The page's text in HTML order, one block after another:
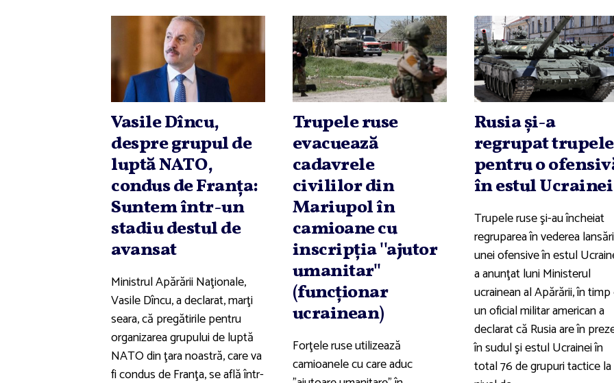
Vasile Dîncu,
despre grupul de
luptă NATO,
condus de Franţa:
Suntem într-un
stadiu destul de
avansat
Ministrul Apărării Naţionale,
Vasile Dîncu, a declarat, marţi
seara, că pregătirile pentru
organizarea grupului de luptă
NATO din ţara noastră, care va
fi condus de Franţa, se află într-
Trupele ruse
evacuează
cadavrele
civililor din
Mariupol în
camioane cu
inscripţia ''ajutor
umanitar''
(funcţionar
ucrainean)
Forţele ruse utilizează
camioanele cu care aduc
Rusia şi-a
regrupat trupele
pentru o
în estul Ucrainei
Trupele ruse şi-au încheiat
regruparea în vederea
unei ofensive în estul
a anunţat luni Ministerul
ucrainean al Apărării, în
un oficial militar american a
declarat că Rusia are în
în sudul şi estul Ucrainei în
total 76 de grupuri tactice la